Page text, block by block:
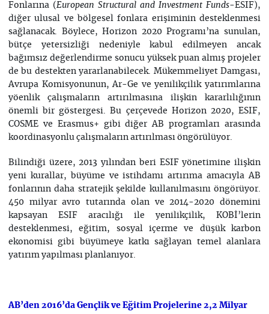
Fonlarına (European Structural and Investment Funds-ESIF),
diğer ulusal ve bölgesel fonlara erişiminin desteklenmesi
sağlanacak. Böylece, Horizon 2020 Programı’na sunulan,
bütçe yetersizliği nedeniyle kabul edilmeyen ancak
bağımsız değerlendirme sonucu yüksek puan almış projeler
de bu destekten yararlanabilecek. Mükemmeliyet Damgası,
Avrupa Komisyonunun, Ar-Ge ve yenilikçilik yatırımlarına
yöenlik çalışmaların artırılmasına ilişkin kararlılığının
önemli bir göstergesi. Bu çerçevede Horizon 2020, ESIF,
COSME ve Erasmus+ gibi diğer AB programları arasında
koordinasyonlu çalışmaların artırılması öngörülüyor.
Bilindiği üzere, 2013 yılından beri ESIF yönetimine ilişkin
yeni kurallar, büyüme ve istihdamı artırıma amacıyla AB
fonlarının daha stratejik şekilde kullanılmasını öngörüyor.
450 milyar avro tutarında olan ve 2014-2020 dönemini
kapsayan ESIF aracılığı ile yenilikçilik, KOBİ’lerin
desteklenmesi, eğitim, sosyal içerme ve düşük karbon
ekonomisi gibi büyümeye katkı sağlayan temel alanlara
yatırım yapılması planlanıyor.
AB’den 2016’da Gençlik ve Eğitim Projelerine 2,2 Milyar